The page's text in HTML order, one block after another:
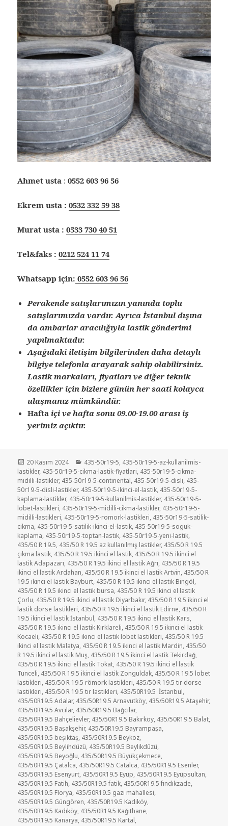
Ahmet usta :0552 603 96 56
Ekrem usta :0532 332 59 38
Murat usta :0533 730 40 51
Tel&faks :0212 524 11 74
Whatsapp için: 0552 603 96 56
Perakende satışlarımızın yanında toplu
satışlarımızda vardır. Ayrıca İstanbul dışına
da ambarlar aracılığıyla lastik gönderimi
yapılmaktadır.
Aşağıdaki iletişim bilgilerinden daha detaylı
bilgiye telefonla arayarak sahip olabilirsiniz.
Lastik markaları, fiyatları ve diğer teknik
özellikler için bizlere günün her saati kolayca
ulaşmanız mümkündür.
Hafta içi ve hafta sonu 09.00-19.00 arası iş
yerimiz açıktır.
Yayın
tarihi
20 Kasım 2024 Kategoriler
435-50r19-5, 435-50r19-5-az-kullanilmis-
lastikler, 435-50r19-5-cikma-lastik-fiyatlari, 435-50r19-5-cikma-
midilli-lastikler, 435-50r19-5-continental, 435-50r19-5-disli, 435-
50r19-5-disli-lastikler, 435-50r19-5-ikinci-el-lastik, 435-50r19-5-
kaplama-lastikler, 435-50r19-5-kullanilmis-lastikler, 435-50r19-5-
lobet-lastikleri, 435-50r19-5-midilli-cikma-lastikler, 435-50r19-5-
midilli-lastikleri, 435-50r19-5-romork-lastikleri, 435-50r19-5-satilik-
cikma, 435-50r19-5-satilik-ikinci-el-lastik, 435-50r19-5-soguk-
kaplama, 435-50r19-5-toptan-lastik, 435-50r19-5-yeni-lastik,
435/50 R 19.5, 435/50 R 19.5 az kullanılmış lastikler, 435/50 R 19.5
çıkma lastik, 435/50 R 19.5 ikinci el lastik, 435/50 R 19.5 ikinci el
lastik Adapazarı, 435/50 R 19.5 ikinci el lastik Ağrı, 435/50 R 19.5
ikinci el lastik Ardahan, 435/50 R 19.5 ikinci el lastik Artvin, 435/50 R
19.5 ikinci el lastik Bayburt, 435/50 R 19.5 ikinci el lastik Bingöl,
435/50 R 19.5 ikinci el lastik bursa, 435/50 R 19.5 ikinci el lastik
Çorlu, 435/50 R 19.5 ikinci el lastik Diyarbakır, 435/50 R 19.5 ikinci el
lastik dorse lastikleri, 435/50 R 19.5 ikinci el lastik Edirne, 435/50 R
19.5 ikinci el lastik İstanbul, 435/50 R 19.5 ikinci el lastik Kars,
435/50 R 19.5 ikinci el lastik Kırklareli, 435/50 R 19.5 ikinci el lastik
Kocaeli, 435/50 R 19.5 ikinci el lastik lobet lastikleri, 435/50 R 19.5
ikinci el lastik Malatya, 435/50 R 19.5 ikinci el lastik Mardin, 435/50
R 19.5 ikinci el lastik Muş, 435/50 R 19.5 ikinci el lastik Tekirdağ,
435/50 R 19.5 ikinci el lastik Tokat, 435/50 R 19.5 ikinci el lastik
Tunceli, 435/50 R 19.5 ikinci el lastik Zonguldak, 435/50 R 19.5 lobet
lastikleri, 435/50 R 19.5 römork lastikleri, 435/50 R 19.5 tır dorse
lastikleri, 435/50 R 19.5 tır lastikleri, 435/50R19.5 İstanbul,
435/50R19.5 Adalar, 435/50R19.5 Arnavutköy, 435/50R19.5 Ataşehir,
435/50R19.5 Avcılar, 435/50R19.5 Bağcılar,
435/50R19.5 Bahçelievler, 435/50R19.5 Bakırköy, 435/50R19.5 Balat,
435/50R19.5 Başakşehir, 435/50R19.5 Bayrampaşa,
435/50R19.5 beşiktaş, 435/50R19.5 Beykoz,
435/50R19.5 Beylihdüzü, 435/50R19.5 Beylikdüzü,
435/50R19.5 Beyoğlu, 435/50R19.5 Büyükçekmece,
435/50R19.5 Çatalca, 435/50R19.5 Catalca, 435/50R19.5 Esenler,
435/50R19.5 Esenyurt, 435/50R19.5 Eyüp, 435/50R19.5 Eyüpsultan,
435/50R19.5 Fatih, 435/50R19.5 fatik, 435/50R19.5 fındıkzade,
435/50R19.5 Florya, 435/50R19.5 gazi mahallesi,
435/50R19.5 Güngören, 435/50R19.5 Kadiköy,
435/50R19.5 Kadıköy, 435/50R19.5 Kağıthane,
435/50R19.5 Kanarya, 435/50R19.5 Kartal,